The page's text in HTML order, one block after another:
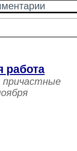
работа
причастные